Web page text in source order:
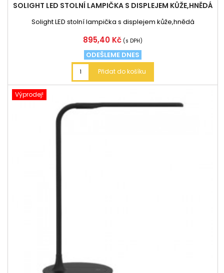
SOLIGHT LED STOLNÍ LAMPIČKA S DISPLEJEM KŮŽE,HNĚDÁ
Solight LED stolní lampička s displejem kůže,hnědá
Cena
895,40 Kč (s DPH)
ODEŠLEME DNES
Přidat do košíku
Výprodej!